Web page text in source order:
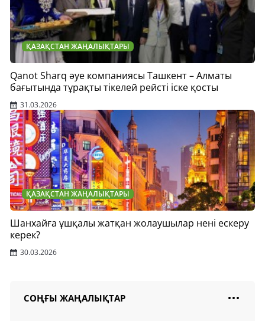
ҚАЗАҚСТАН ЖАҢАЛЫҚТАРЫ
Qanot Sharq әуе компаниясы Ташкент – Алматы
бағытында тұрақты тікелей рейсті іске қосты
31.03.2026
ҚАЗАҚСТАН ЖАҢАЛЫҚТАРЫ
Шанхайға ұшқалы жатқан жолаушылар нені ескеру
керек?
30.03.2026
СОҢҒЫ ЖАҢАЛЫҚТАР